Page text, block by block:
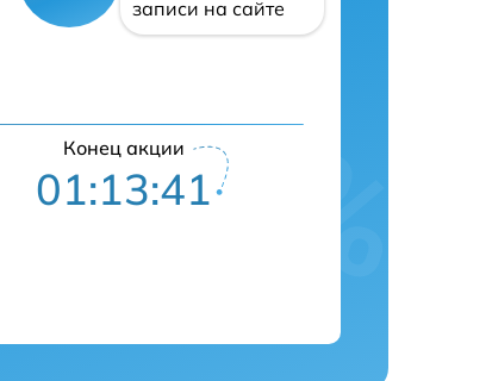
записи на сайте
Конец акции
01:13:40